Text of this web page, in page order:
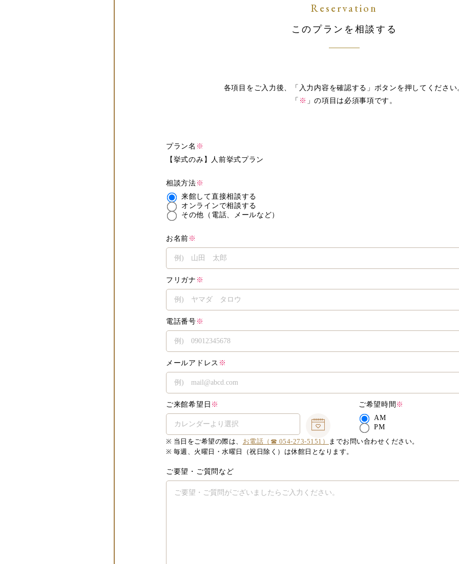
Reservation
このプランを相談する
各項目をご入力後、「入力内容を確認する」ボタンを押してください
「 ※ 」の項目は必須事項です。
プラン名 ※
【挙式のみ】人前挙式プラン
相談方法 ※
来館して直接相談する
オンラインで相談する
その他（電話、メールなど）
お名前 ※
フリガナ ※
電話番号 ※
メールアドレス ※
ご来館希望日 ※ ご希望時間 ※
AM
PM
当日をご希望の際は、 お電話（☎ 054-273-5151）
までお問い合わせください。
毎週、火曜日・水曜日（祝日除く）は休館日となります。
ご要望・ご質問など